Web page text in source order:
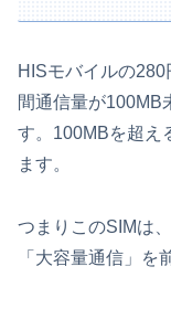
HISモバイルの
間通信量が100MB
す。100MBを超え
ます。
つまりこのSIMは
「大容量通信」を